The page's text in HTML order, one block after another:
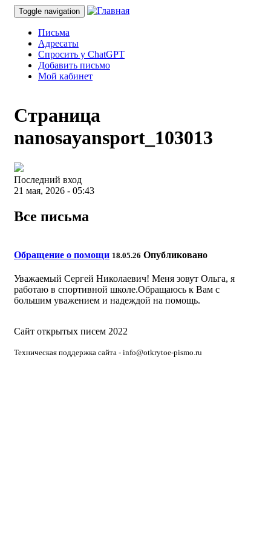
Toggle navigation
Письма
Адресаты
Спросить у ChatGPT
Добавить письмо
Мой кабинет
Страница
nanosayansport_103013
Последний вход
21 мая, 2026 - 05:43
Все письма
Обращение о помощи 18.05.26 Опубликовано
Уважаемый Сергей Николаевич! Меня зовут Ольга, я
работаю в спортивной школе.Обращаюсь к Вам с
большим уважением и надеждой на помощь.
Сайт открытых писем 2022
Техническая поддержка сайта - info@otkrytoe-pismo.ru